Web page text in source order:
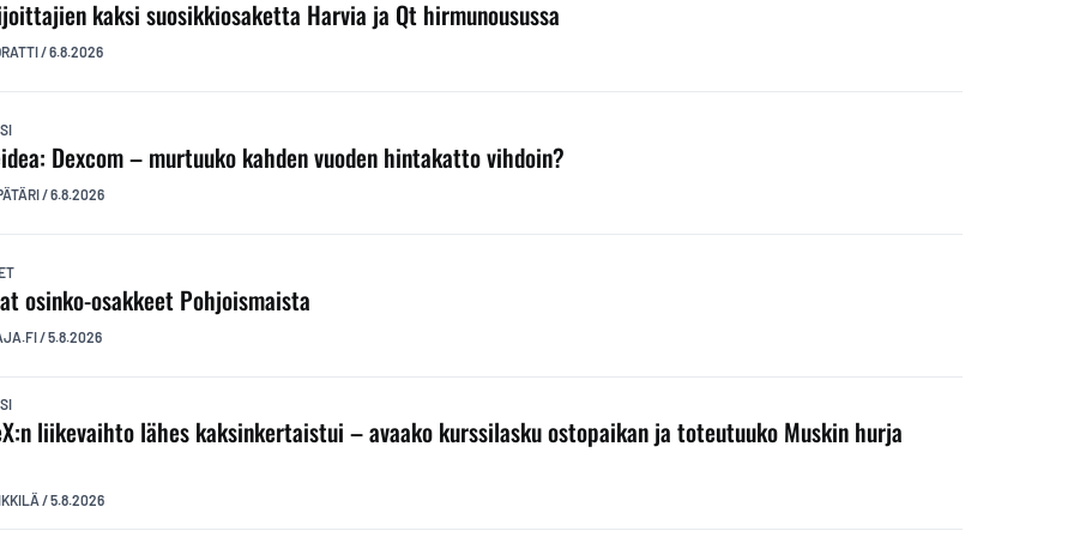
kaksi suosikkiosaketta Harvia ja Qt hirmunousussa
/6.8.2026
Dexcom – murtuuko kahden vuoden hintakatto vihdoin?
/6.8.2026
osinko-osakkeet Pohjoismaista
/5.8.2026
liikevaihto lähes kaksinkertaistui – avaako kurssilasku ostopaikan ja toteutuuko Muskin hurja
/5.8.2026